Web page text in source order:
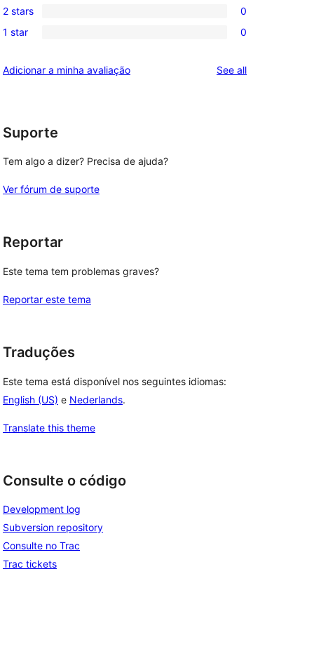
review
star
reviews
3-
star
0
2-
reviews
2 stars 0
0
star
1 star 0
Adicionar a minha avaliação See allreviews
Suporte
Tem algo a dizer? Precisa de ajuda?
Ver fórum de suporte
Reportar
Este tema tem problemas graves?
Reportar este tema
Traduções
Este tema está disponível nos seguintes idiomas:
English (US) e Nederlands.
Translate this theme
Consulte o código
Development log
Subversion repository
Consulte no Trac
Trac tickets